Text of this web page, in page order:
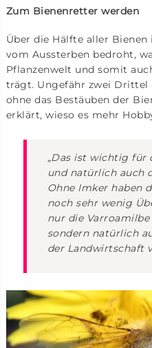
Zum Bienenretter werden
Über die Hälfte aller
vom Aussterben bedroht,
Pflanzenwelt und somit
trägt. Ungefähr zwei
ohne das Bestäuben der
erklärt, wieso es mehr
„Das ist wichtig für
und natürlich auch
Ohne Imker haben
noch sehr wenig
nur die
sondern natürlich
der Landwirtschaft